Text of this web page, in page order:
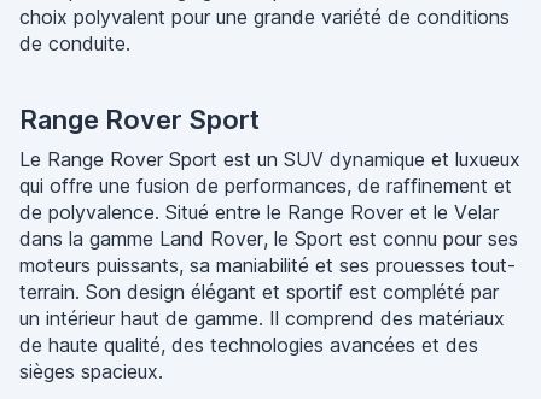
choix polyvalent pour une grande variété de conditions
de conduite.
Range Rover Sport
Le Range Rover Sport est un SUV dynamique et luxueux
qui offre une fusion de performances, de raffinement et
de polyvalence. Situé entre le Range Rover et le Velar
dans la gamme Land Rover, le Sport est connu pour ses
moteurs puissants, sa maniabilité et ses prouesses tout-
terrain. Son design élégant et sportif est complété par
un intérieur haut de gamme. Il comprend des matériaux
de haute qualité, des technologies avancées et des
sièges spacieux.